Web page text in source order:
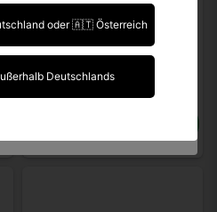
RAVE
Rave Lemoncello 16mg
€ 2,78
18 Jahre alt.
18 Jahre alt.
oder 🇦🇹 Österreich
Deutschlands